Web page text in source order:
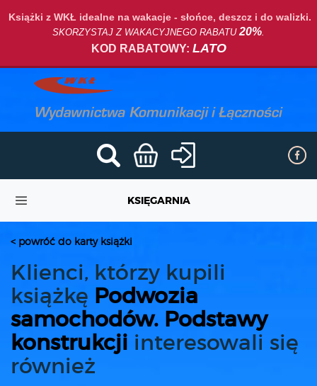
Książki z WKŁ idealne na wakacje - słońce, deszcz i do walizki.
SKORZYSTAJ Z WAKACYJNEGO RABATU20%.
KOD RABATOWY: LATO
KSIĘGARNIA
< powróć do karty książki
Klienci, którzy kupili
książkę Podwozia
samochodów. Podstawy
konstrukcji interesowali się
również